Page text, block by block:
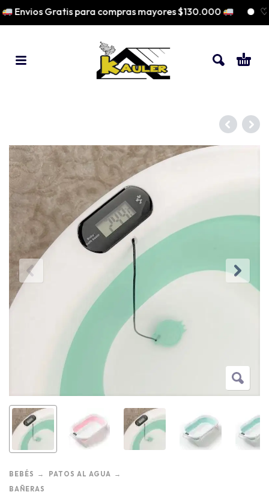
Envios Gratis para compras mayores $130.000 ♡
BEBÉS
PATOS AL AGUA
BAÑERAS